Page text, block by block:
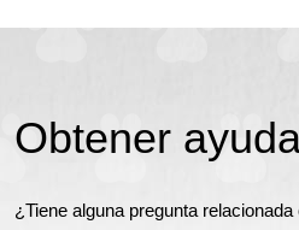
Obtener
¿Tiene alguna pregunta